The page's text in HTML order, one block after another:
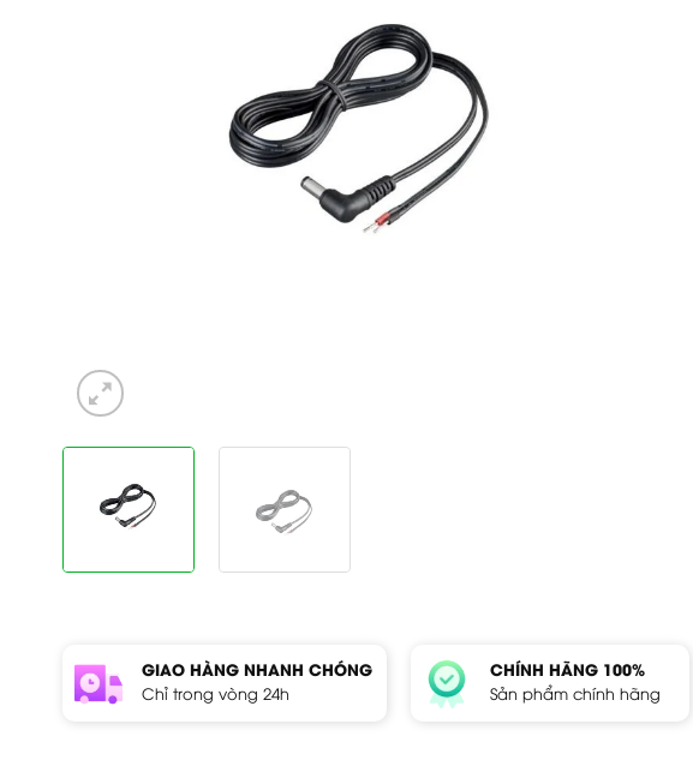
GIAO HÀNG NHANH CHÓNG
Chỉ trong vòng 24h
CHÍNH HÃNG 100%
Sản phẩm chính hãng